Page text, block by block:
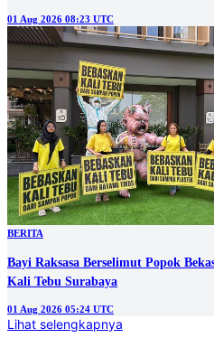
01 Aug 2026 08:23 UTC
BERITA
Bayi Raksasa Berselimut Popok
Kali Tebu Surabaya
01 Aug 2026 05:24 UTC
Lihat selengkapnya